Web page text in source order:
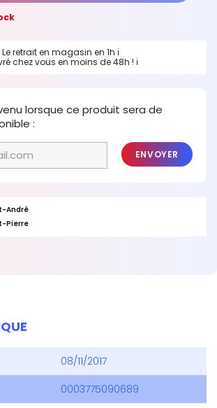
Le retrait en magasin en 1h ℹ
chez vous en moins de 48h ! ℹ
lorsque ce produit sera de
:
ENVOYER
André
Pierre
08/11/2017
0003775090689